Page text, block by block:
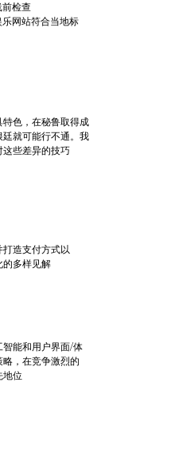
前检查
网站符合当地标
色，在秘鲁取得成
就可能行不通。我
些差异的技巧
造支付方式以
的多样见解
智能和用户界面/体
，在竞争激烈的
地位